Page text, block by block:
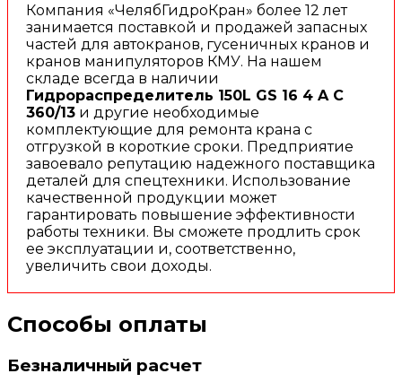
Компания «ЧелябГидроКран» более 12 лет
занимается поставкой и продажей запасных
частей для автокранов, гусеничных кранов и
кранов манипуляторов КМУ. На нашем
складе всегда в наличии
Гидрораспределитель 150L GS 16 4 A C
360/13 и другие необходимые
комплектующие для ремонта крана с
отгрузкой в короткие сроки. Предприятие
завоевало репутацию надежного поставщика
деталей для спецтехники. Использование
качественной продукции может
гарантировать повышение эффективности
работы техники. Вы сможете продлить срок
ее эксплуатации и, соответственно,
увеличить свои доходы.
Способы оплаты
Безналичный расчет